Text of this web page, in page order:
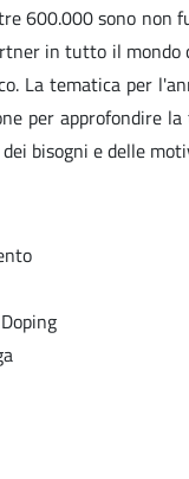
600.000 sono non
in tutto il
La tematica per
per approfondire
bisogni e delle